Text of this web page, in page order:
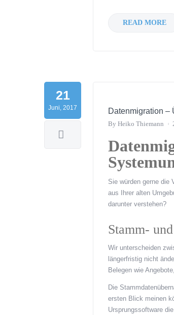
READ MORE
21
Juni, 2017 Datenmigration –
By Heiko Thiemann
Sie würden gerne die
aus Ihrer alten
darunter verstehen?
Stamm-
Wir unterscheiden
längerfristig nicht
Belegen wie
Die
ersten Blick meinen
Ursprungssoftware